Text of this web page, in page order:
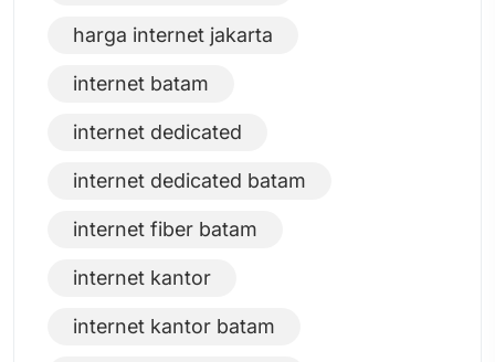
harga internet jakarta
internet batam
internet dedicated
internet dedicated batam
internet fiber batam
internet kantor
internet kantor batam